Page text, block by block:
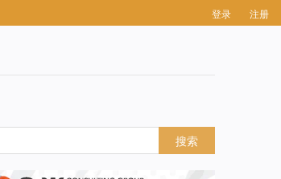
登录 注册